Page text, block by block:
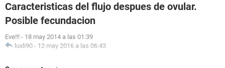
Caracteristicas del flujo despues de ovular.
Posible fecundacion
Eve!!! - 18 may 2014 a las 01:39
luxli90 - 12 may 2016 a las 06:43